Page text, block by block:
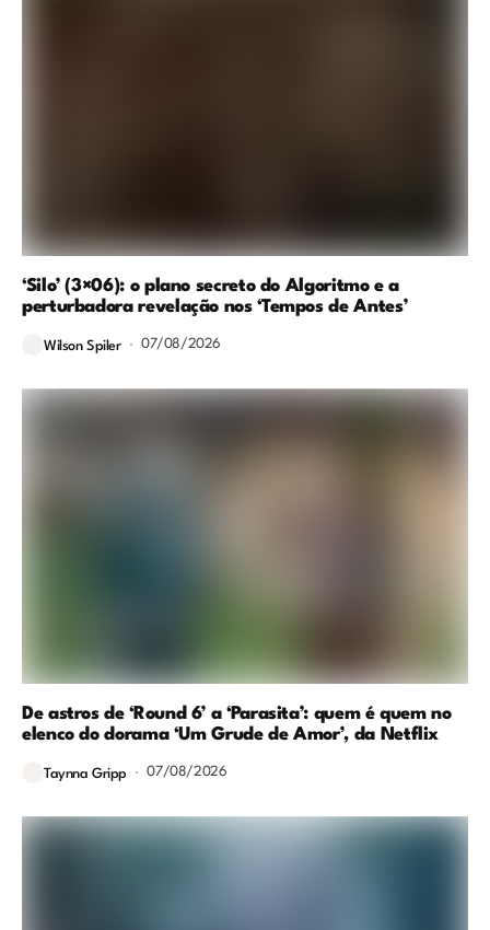
‘Silo’ (3×06): o plano secreto do Algoritmo e a
perturbadora revelação nos ‘Tempos de Antes’
Wilson Spiler 07/08/2026
De astros de ‘Round 6’ a ‘Parasita’: quem é quem no
elenco do dorama ‘Um Grude de Amor’, da Netflix
Taynna Gripp 07/08/2026